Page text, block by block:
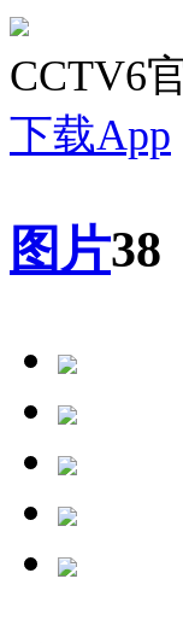
CCTV6
下载App
图片38